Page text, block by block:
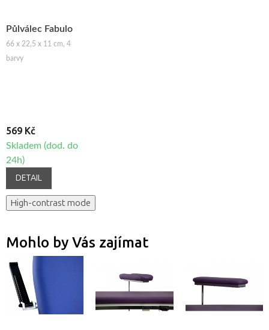
Půlválec Fabulo
66 x 22,5 x 11 cm, 4
barvy
569 Kč
Skladem (dod. do
24h)
DETAIL
High-contrast mode
Mohlo by Vás zajímat